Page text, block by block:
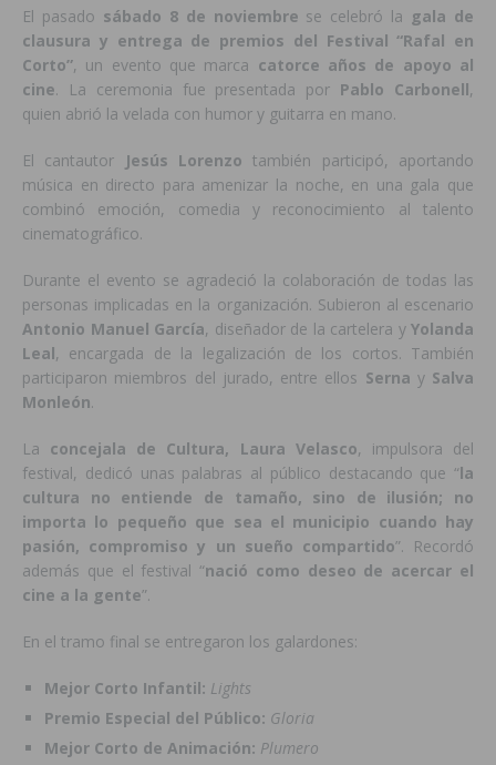
El pasado sábado 8 de noviembre se celebró la gala de
clausura y entrega de premios del Festival “Rafal en
Corto”, un evento que marca catorce años de apoyo al
cine. La ceremonia fue presentada por Pablo Carbonell,
quien abrió la velada con humor y guitarra en mano.
El cantautor Jesús Lorenzo también participó, aportando
música en directo para amenizar la noche, en una gala que
combinó emoción, comedia y reconocimiento al talento
cinematográfico.
Durante el evento se agradeció la colaboración de todas las
personas implicadas en la organización. Subieron al escenario
Antonio Manuel García, diseñador de la cartelera y Yolanda
Leal, encargada de la legalización de los cortos. También
participaron miembros del jurado, entre ellos Serna y Salva
Monleón.
La concejala de Cultura, Laura Velasco, impulsora del
festival, dedicó unas palabras al público destacando que “la
cultura no entiende de tamaño, sino de ilusión; no
importa lo pequeño que sea el municipio cuando hay
pasión, compromiso y un sueño compartido”. Recordó
además que el festival “nació como deseo de acercar el
cine a la gente”.
En el tramo final se entregaron los galardones:
Mejor Corto Infantil: Lights
Premio Especial del Público: Gloria
Mejor Corto de Animación: Plumero